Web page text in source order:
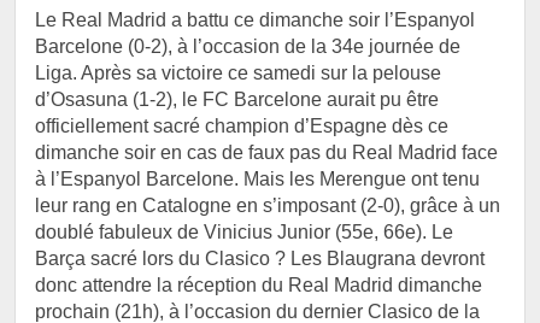
Le Real Madrid a battu ce dimanche soir l’Espanyol
Barcelone (0-2), à l’occasion de la 34e journée de
Liga. Après sa victoire ce samedi sur la pelouse
d’Osasuna (1-2), le FC Barcelone aurait pu être
officiellement sacré champion d’Espagne dès ce
dimanche soir en cas de faux pas du Real Madrid face
à l’Espanyol Barcelone. Mais les Merengue ont tenu
leur rang en Catalogne en s’imposant (2-0), grâce à un
doublé fabuleux de Vinicius Junior (55e, 66e). Le
Barça sacré lors du Clasico ? Les Blaugrana devront
donc attendre la réception du Real Madrid dimanche
prochain (21h), à l’occasion du dernier Clasico de la